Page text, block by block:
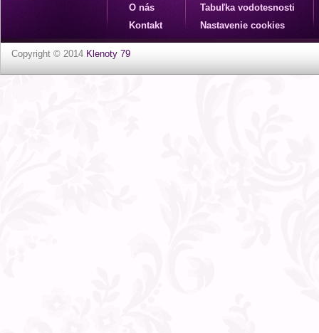
O nás
Kontakt
Tabuľka vodotesnosti
Nastavenie cookies
Copyright © 2014 Klenoty 79